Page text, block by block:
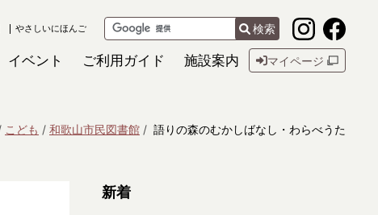
やさしいにほんご 検索
イベント ご利用ガイド 施設案内 マイページ
こども 和歌山市民図書館 語りの森のむかしばなし・わらべうた
新着